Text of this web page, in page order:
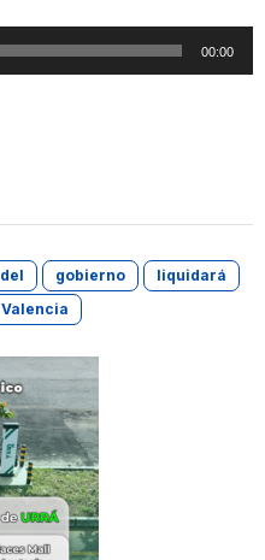
00:00
del gobierno
liquidará
Valencia